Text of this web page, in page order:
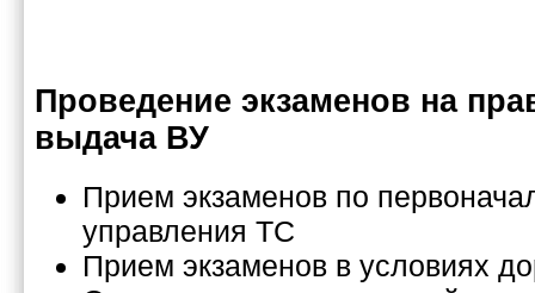
Проведение экзаменов на
выдача ВУ
Прием экзаменов по
управления ТС
Прием экзаменов в условиях